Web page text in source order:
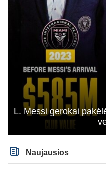
L. Messi gerokai
Naujausios